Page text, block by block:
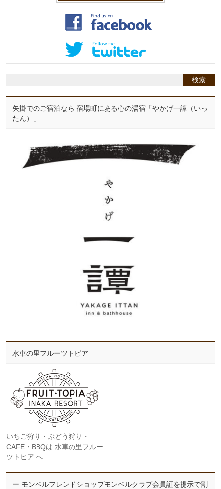
矢掛でのご宿泊なら 宿場町にある心の湯宿「やかげ一譚（いっ
たん）」
水車の里フルーツトピア
いちご狩り・ぶどう狩り・
CAFE・BBQは 水車の里フルー
ツトピア へ
ー モンベルフレンドショップモンベルクラブ会員証を提示で割